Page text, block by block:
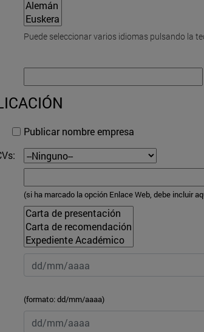
Puede seleccionar varios idiomas pulsando la
Publicar nombre empresa
(si ha marcado la opción Enlace Web, debe incluir
(formato: dd/mm/aaaa)